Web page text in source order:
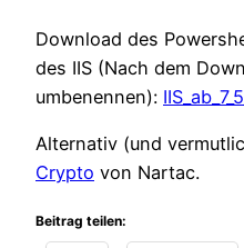
Download des
des IIS (Nach dem
umbenennen):
Alternativ (und
Crypto von Nartac.
Beitrag teilen: